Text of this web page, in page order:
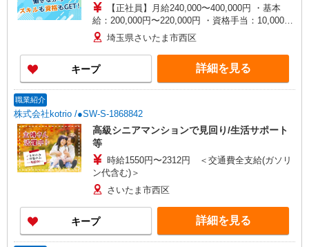
【正社員】月給240,000〜400,000円 ・基本
給：200,000円〜220,000円 ・資格手当：10,000〜
30,000円 ・役職手当：10,000〜70,000円 ・処遇改
善手当：20,000〜60,000円（勤続年数、保有資格
により変動） ・固定残業手当：20,000円（10時
間） ※固定残業時間を超過する場合には超過勤務
手当として別途支給 ・夜勤手当：10,000円/1回
歓迎 ・認知症介護基礎研修 ・初任者研修 ・実務
者研修 ・介護福祉士 など
埼玉県さいたま市西区
キープ 詳細を見る
職業紹介
株式会社kotrio /●SW-S-1868842
高級シニアマンションで見回り/生活サポート
等
時給1550円〜2312円 ＜交通費全支給(ガソリ
ン代含む)＞
さいたま市西区
キープ 詳細を見る